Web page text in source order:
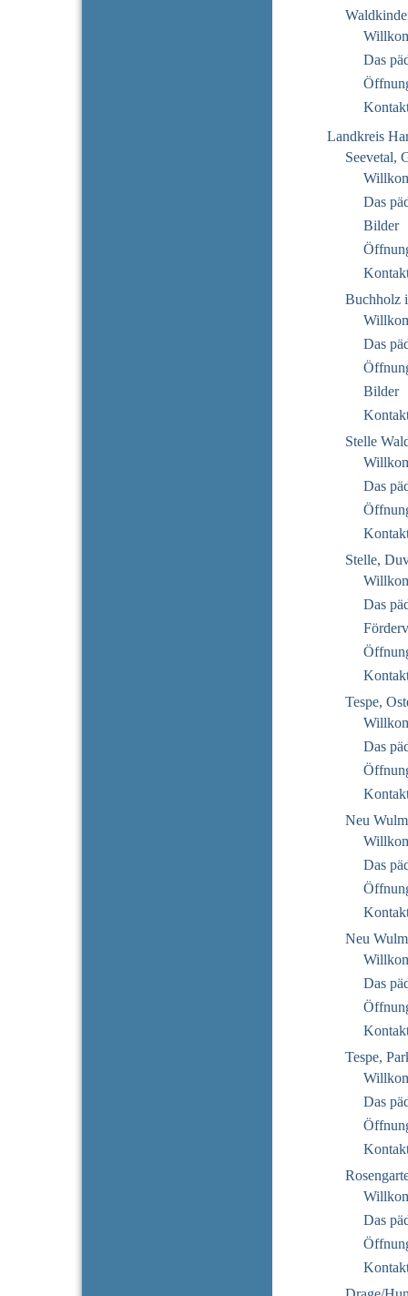
Das
Landkreis
Seevetal,
Das
Bilder
Buchholz
Das
Bilder
Stelle
Das
Stelle,
Das
Tespe,
Das
Neu
Das
Neu
Das
Tespe,
Das
Das